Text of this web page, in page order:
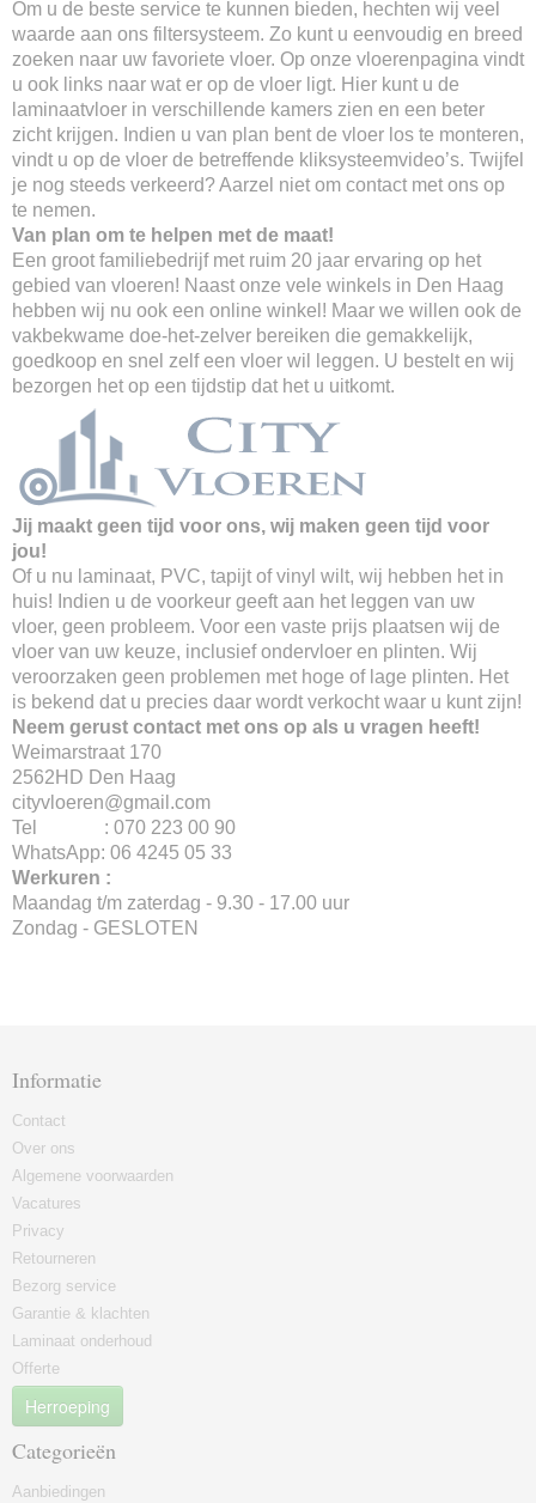
Om u de beste service te kunnen bieden, hechten wij veel
waarde aan ons filtersysteem. Zo kunt u eenvoudig en breed
zoeken naar uw favoriete vloer. Op onze vloerenpagina vindt
u ook links naar wat er op de vloer ligt. Hier kunt u de
laminaatvloer in verschillende kamers zien en een beter
zicht krijgen. Indien u van plan bent de vloer los te monteren,
vindt u op de vloer de betreffende kliksysteemvideo’s. Twijfel
je nog steeds verkeerd? Aarzel niet om contact met ons op
te nemen.
Van plan om te helpen met de maat!
Een groot familiebedrijf met ruim 20 jaar ervaring op het
gebied van vloeren! Naast onze vele winkels in Den Haag
hebben wij nu ook een online winkel! Maar we willen ook de
vakbekwame doe-het-zelver bereiken die gemakkelijk,
goedkoop en snel zelf een vloer wil leggen. U bestelt en wij
bezorgen het op een tijdstip dat het u uitkomt.
Jij maakt geen tijd voor ons, wij maken geen tijd voor
jou!
Of u nu laminaat, PVC, tapijt of vinyl wilt, wij hebben het in
huis! Indien u de voorkeur geeft aan het leggen van uw
vloer, geen probleem. Voor een vaste prijs plaatsen wij de
vloer van uw keuze, inclusief ondervloer en plinten. Wij
veroorzaken geen problemen met hoge of lage plinten. Het
is bekend dat u precies daar wordt verkocht waar u kunt zijn!
Neem gerust contact met ons op als u vragen heeft!
Weimarstraat 170
2562HD Den Haag
cityvloeren@gmail.com
Tel : 070 223 00 90
WhatsApp: 06 4245 05 33
Werkuren :
Maandag t/m zaterdag - 9.30 - 17.00 uur
Zondag - GESLOTEN
Informatie
Contact
Over ons
Algemene voorwaarden
Vacatures
Privacy
Retourneren
Bezorg service
Garantie & klachten
Laminaat onderhoud
Offerte
Herroeping
Categorieën
Aanbiedingen